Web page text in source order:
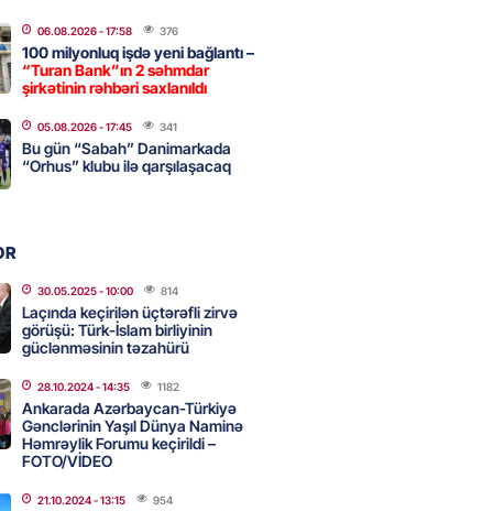
cərrahiyyə təhlükəsi:
- 18:31 431
tərəzi məntəqələrindən
- 18:00 175
görə rüşvət alan vəzifəli
məhkəməsi BAŞLAYIR
- 17:45
06.08.2026- 17:58 376
100 milyonluq işdə yeni bağlantı –
“Turan Bank”ın 2 səhmdar
şirkətinin rəhbəri saxlanıldı
05.08.2026- 17:45 341
Bu gün “Sabah” Danimarkada
“Orhus” klubu ilə qarşılaşacaq
30.05.2025- 10:00 814
Laçında keçirilən üçtərəfli zirvə
görüşü: Türk-İslam birliyinin
güclənməsinin təzahürü
28.10.2024- 14:35 1182
Ankarada Azərbaycan-Türkiyə
Gənclərinin Yaşıl Dünya Naminə
Həmrəylik Forumu keçirildi –
FOTO/VİDEO
21.10.2024- 13:15 954